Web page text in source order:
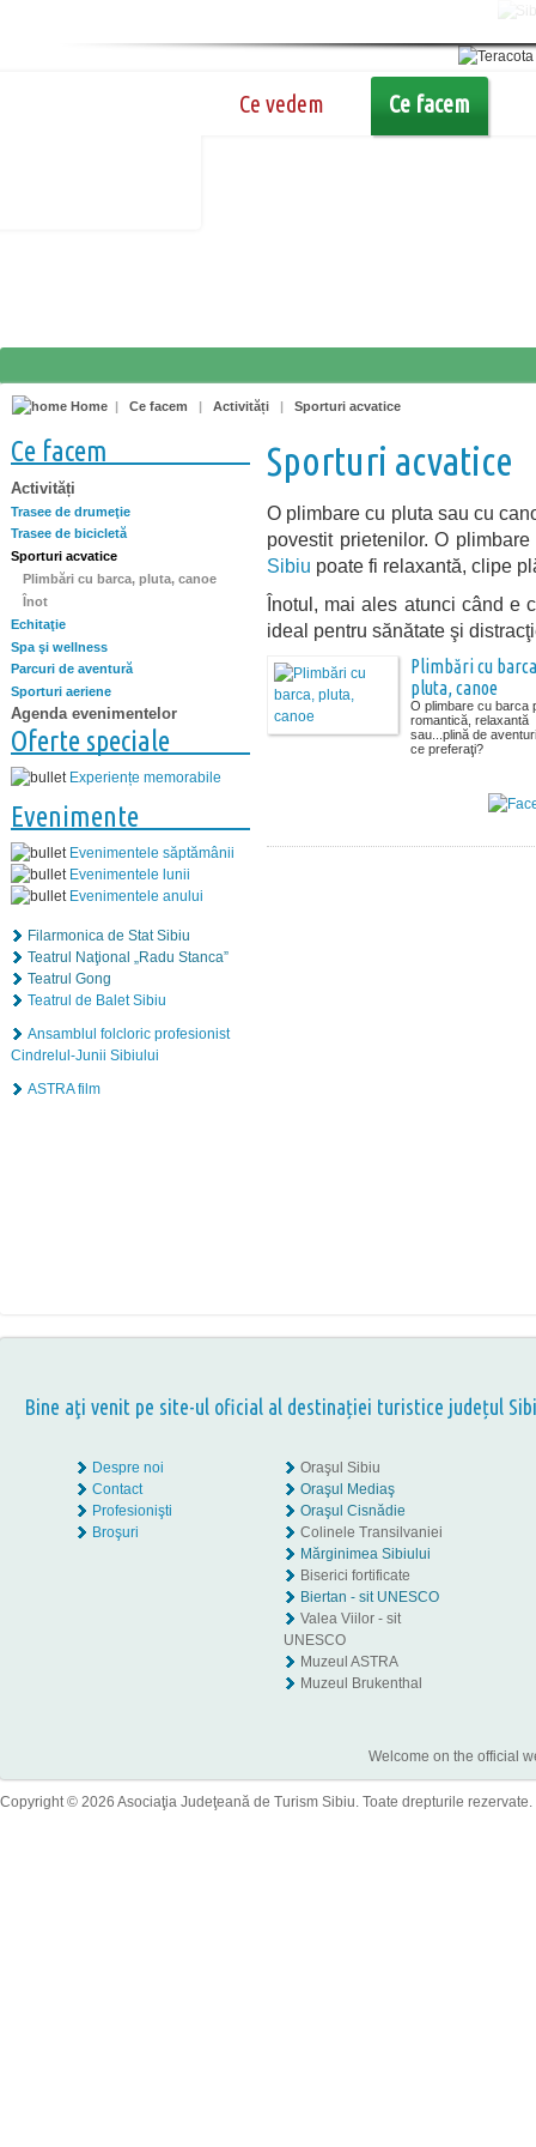
Ce vedem Ce facem
Home | Ce facem | Activități | Sporturi acvatice
Ce facem
Activități
Trasee de drumeţie
Trasee de bicicletă
Sporturi acvatice
Plimbări cu barca, pluta, canoe
Înot
Echitaţie
Spa şi wellness
Parcuri de aventură
Sporturi aeriene
Agenda evenimentelor
Oferte speciale
Experiențe memorabile
Evenimente
Evenimentele săptămânii
Evenimentele lunii
Evenimentele anului
Filarmonica de Stat Sibiu
Teatrul Naţional „Radu Stanca”
Teatrul Gong
Teatrul de Balet Sibiu
Ansamblul folcloric profesionist
Cindrelul-Junii Sibiului
ASTRA film
Sporturi acvatice
O plimbare cu pluta sau cu
povestit prietenilor. O
Sibiu poate fi relaxantă, clipe
Înotul, mai ales atunci când e
ideal pentru sănătate şi
Plimbări cu
pluta, canoe
O plimbare cu barca
romantică, relaxantă
sau...plină de
ce preferaţi?
Bine aţi venit pe site-ul oficial al destinației turistice județul
Despre noi
Contact
Profesionişti
Broşuri
Oraşul Sibiu
Oraşul Mediaş
Oraşul Cisnădie
Colinele Transilvaniei
Mărginimea Sibiului
Biserici fortificate
Biertan - sit UNESCO
Valea Viilor - sit
UNESCO
Muzeul ASTRA
Muzeul Brukenthal
Welcome on the official
Copyright © 2026 Asociaţia Judeţeană de Turism Sibiu. Toate drepturile rezervate.